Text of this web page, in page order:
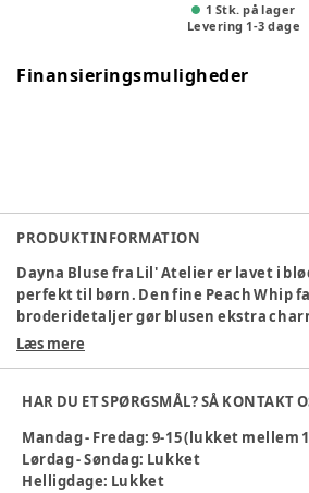
1 Stk. på lager
Levering 1-3 dage
Finansieringsmuligheder
PRODUKTINFORMATION
Dayna Bluse fra Lil' Atelier er lavet i
perfekt til børn. Den fine Peach Whip
broderidetaljer gør blusen ekstra
100% økologisk bomuld
Behagelig pasform
Smukke detaljer
Farve:Rosa
Materiale:Økologisk bomuld
Læs mere
HAR DU ET SPØRGSMÅL? SÅ KONTAKT
Mandag - Fredag: 9-15 (lukket mellem
Lørdag - Søndag: Lukket
Helligdage: Lukket